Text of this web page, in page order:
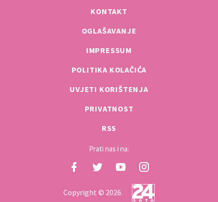
KONTAKT
OGLAŠAVANJE
IMPRESSUM
POLITIKA KOLAČIĆA
UVJETI KORIŠTENJA
PRIVATNOST
RSS
Prati nas i na:
Copyright © 2026.